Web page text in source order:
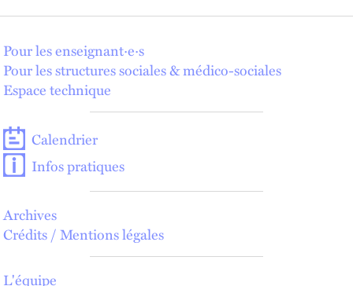
Pour les enseignant·e·s
Pour les structures sociales & médico-sociales
Espace technique
Calendrier
Infos pratiques
Archives
Crédits / Mentions légales
L'équipe